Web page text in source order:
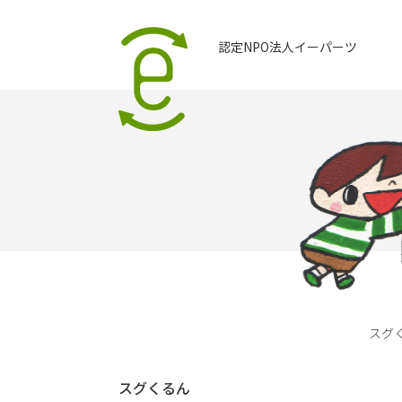
認定NPO法人イーパーツ
スグくるん
スグ